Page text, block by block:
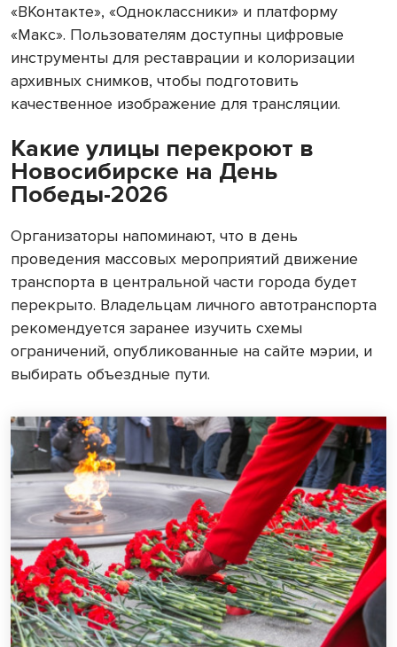
«ВКонтакте», «Одноклассники» и платформу
«Макс». Пользователям доступны цифровые
инструменты для реставрации и колоризации
архивных снимков, чтобы подготовить
качественное изображение для трансляции.
Какие улицы перекроют в
Новосибирске на День
Победы-2026
Организаторы напоминают, что в день
проведения массовых мероприятий движение
транспорта в центральной части города будет
перекрыто. Владельцам личного автотранспорта
рекомендуется заранее изучить схемы
ограничений, опубликованные на сайте мэрии, и
выбирать объездные пути.